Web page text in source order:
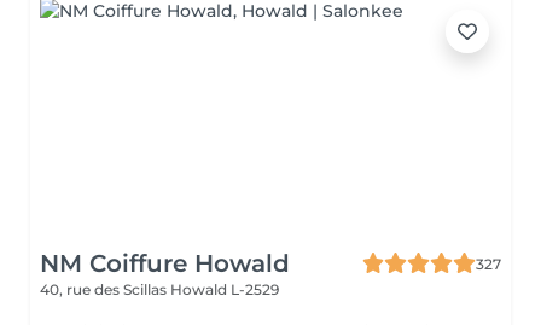
NM Coiffure Howald
327
40, rue des Scillas Howald L-2529